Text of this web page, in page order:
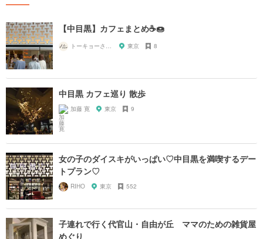
【中目黒】カフェまとめ☕️🍩
トーキョーさんぽ 東京 8
中目黒 カフェ巡り 散歩
加藤 寛 東京 9
女の子のダイスキがいっぱい♡中目黒を満喫するデー
トプラン♡
RIHO 東京 552
子連れで行く代官山・自由が丘 ママのための雑貨屋
めぐり